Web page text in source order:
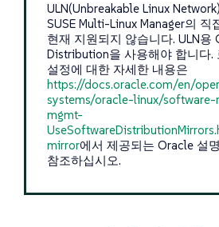
ULN(Unbreakable Linux
SUSE Multi-Linux Manager의 직
현재 지원되지 않습니다. ULN용
Distribution을 사용해야 합니다.
설정에 대한 자세한 내용은
https://docs.oracle.com/en/
systems/oracle-linux/
mgmt-
mirror에서 제공되는 Oracle 설
참조하십시오.